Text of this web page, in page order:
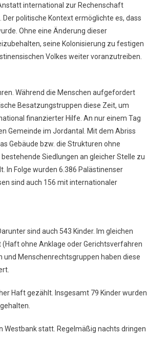
international zur Rechenschaft
politische Kontext ermöglichte es, dass
Ohne eine Änderung dieser
seine Kolonisierung zu festigen
Volkes weiter voranzutreiben.
Während die Menschen aufgefordert
Besatzungstruppen diese Zeit, um
finanzierter Hilfe. An nur einem Tag
Gemeinde im Jordantal. Mit dem Abriss
Gebäude bzw. die Strukturen ohne
Siedlungen an gleicher Stelle zu
In Folge wurden 6.386 Palästinenser
sind auch 156 mit internationaler
sind auch 543 Kinder. Im gleichen
ohne Anklage oder Gerichtsverfahren
Menschenrechtsgruppen haben diese
Haft gezählt. Insgesamt 79 Kinder wurden
Westbank statt. Regelmäßig nachts dringen